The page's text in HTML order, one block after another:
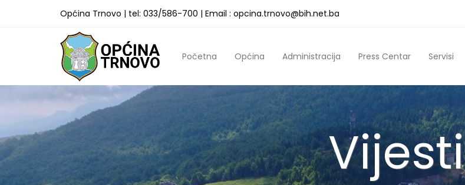
Općina Trnovo | tel: 033/586-700 | Email : opcina.trnovo@bih.net.ba
Početna Općina Administracija Press Centar Servisi
Vijesti